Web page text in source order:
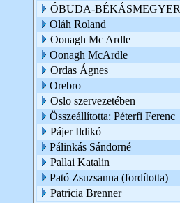
ÓBUDA-
Oláh Roland
Oonagh Mc Ardle
Oonagh McArdle
Ordas Ágnes
Orebro
Oslo szervezetében
Összeállította: Péterfi Ferenc
Pájer Ildikó
Pálinkás Sándorné
Pallai Katalin
Pató Zsuzsanna (fordította)
Patricia Brenner